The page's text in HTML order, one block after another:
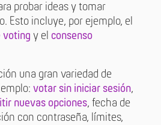
probar ideas y tomar
Esto incluye, por ejemplo, el
voting y el consenso
una gran variedad de
votar sin iniciar sesión,
nuevas opciones, fecha de
con contraseña, límites,